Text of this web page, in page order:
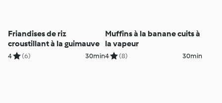
Friandises de riz
croustillant à la guimauve
4 (6) 30min
Muffins à la banane cuits à
la vapeur
4 (8) 30min